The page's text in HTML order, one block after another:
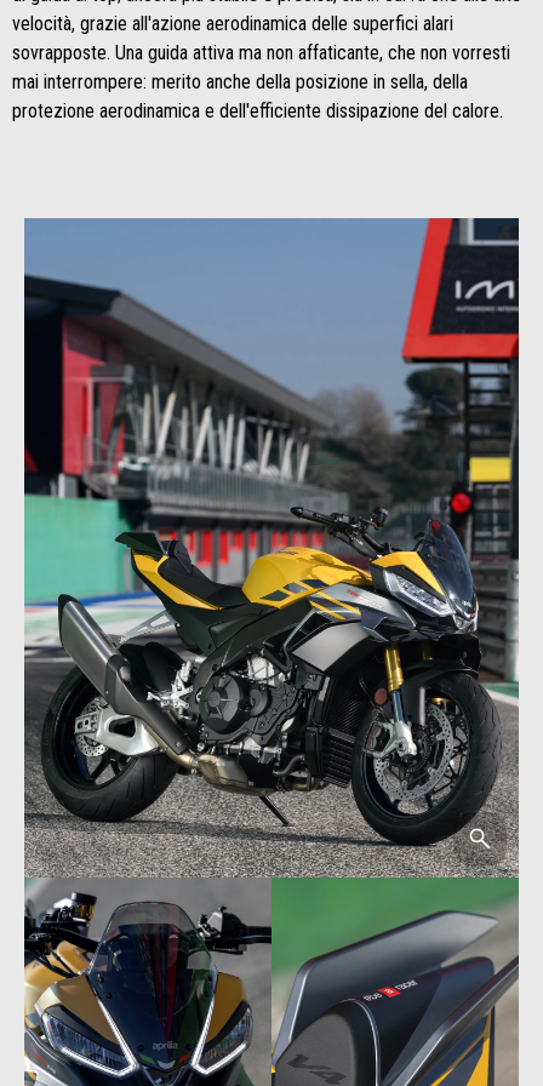
velocità, grazie all'azione aerodinamica delle superfici alari
sovrapposte. Una guida attiva ma non affaticante, che non vorresti
mai interrompere: merito anche della posizione in sella, della
protezione aerodinamica e dell'efficiente dissipazione del calore.